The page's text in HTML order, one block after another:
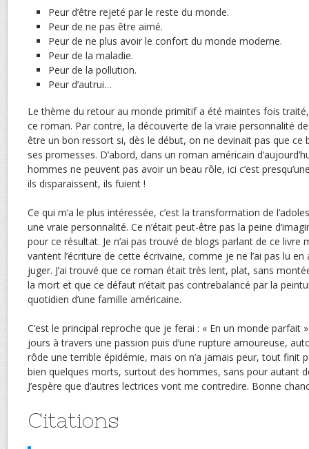
Peur d’être rejeté par le reste du monde.
Peur de ne pas être aimé.
Peur de ne plus avoir le confort du monde moderne.
Peur de la maladie.
Peur de la pollution.
Peur d’autrui…
Le thème du retour au monde primitif a été maintes fois traité,
ce roman. Par contre, la découverte de la vraie personnalité
être un bon ressort si, dès le début, on ne devinait pas que ce
ses promesses. D’abord, dans un roman américain
hommes ne peuvent pas avoir un beau rôle, ici c’est
ils disparaissent, ils fuient !
Ce qui m’a le plus intéressée, c’est la transformation de
une vraie personnalité. Ce n’était peut-être pas la peine
pour ce résultat. Je n’ai pas trouvé de blogs parlant de ce livre
vantent l’écriture de cette écrivaine, comme je ne l’ai pas lu en
juger. J’ai trouvé que ce roman était très lent, plat, sans
la mort et que ce défaut n’était pas contrebalancé par la
quotidien d’une famille américaine.
C’est le principal reproche que je ferai : « En un monde parfait
jours à travers une passion puis d’une rupture amoureuse,
rôde une terrible épidémie, mais on n’a jamais peur, tout finit
bien quelques morts, surtout des hommes, sans pour autant
J’espère que d’autres lectrices vont me contredire. Bonne
Citations